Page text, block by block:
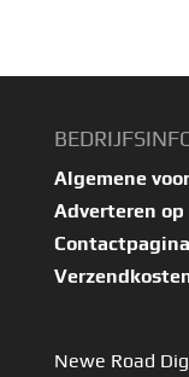
Algemene
Adverteren
Contactpagina
Newe Road